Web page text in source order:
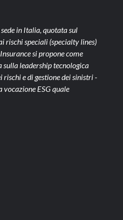
in Italia, quotata sul
rischi speciali (specialty lines)
si propone come
leadership tecnologica
e di gestione dei sinistri -
vocazione ESG quale